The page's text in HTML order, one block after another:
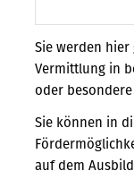
Sie werden
Vermittlung in
oder
Sie können in
auf dem